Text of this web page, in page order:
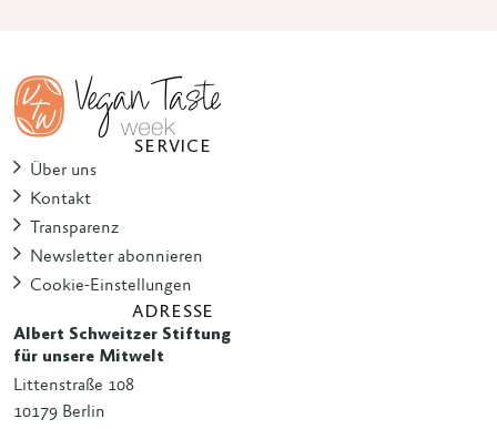
SERVICE
Über uns
Kontakt
Transparenz
Newsletter abonnieren
Cookie-Einstellungen
ADRESSE
Albert Schweitzer Stiftung
für unsere Mitwelt
Littenstraße 108
10179 Berlin